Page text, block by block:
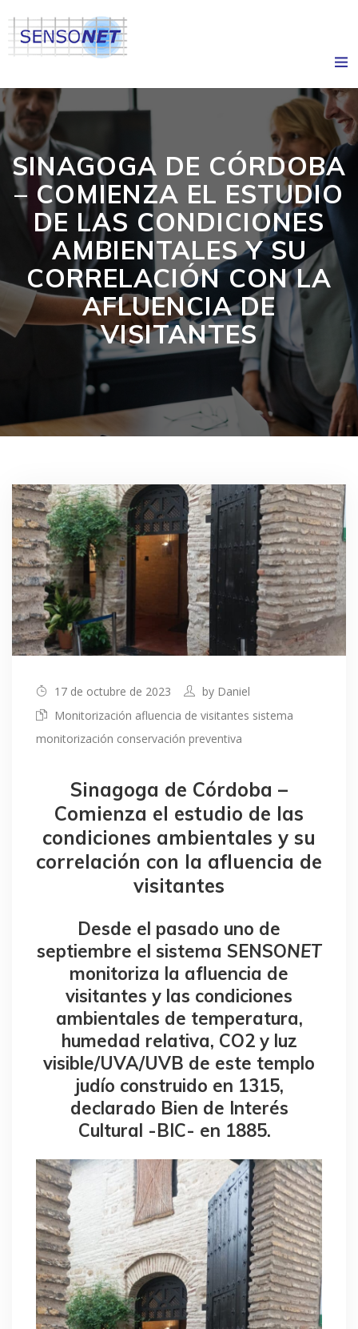
SINAGOGA DE CÓRDOBA
– COMIENZA EL ESTUDIO
DE LAS CONDICIONES
AMBIENTALES Y SU
CORRELACIÓN CON LA
AFLUENCIA DE
VISITANTES
17 de octubre de 2023 by Daniel
Monitorización afluencia de visitantes sistema
monitorización conservación preventiva
Sinagoga de Córdoba –
Comienza el estudio de las
condiciones ambientales y su
correlación con la afluencia de
visitantes
Desde el pasado uno de
septiembre el sistema SENSONET
monitoriza la afluencia de
visitantes y las condiciones
ambientales de temperatura,
humedad relativa, CO2 y luz
visible/UVA/UVB de este templo
judío construido en 1315,
declarado Bien de Interés
Cultural -BIC- en 1885.